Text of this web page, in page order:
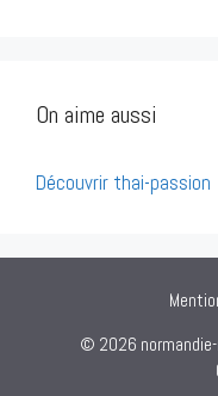
On aime aussi
Découvrir thai-passion
© 2026